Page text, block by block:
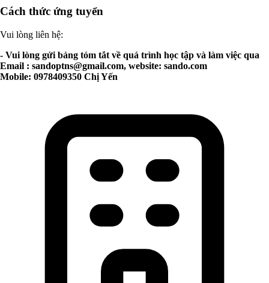
Cách thức ứng tuyển
Vui lòng liên hệ:
- Vui lòng gửi bảng tóm tắt về quá trình học tập và làm việc qua
Email : sandoptns@gmail.com, website: sando.com
Mobile: 0978409350 Chị Yến